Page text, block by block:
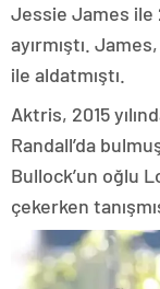
Jessie James ile
ayırmıştı.
ile aldatmıştı.
Aktris, 2015
Randall’da
Bullock’un oğlu
çekerken